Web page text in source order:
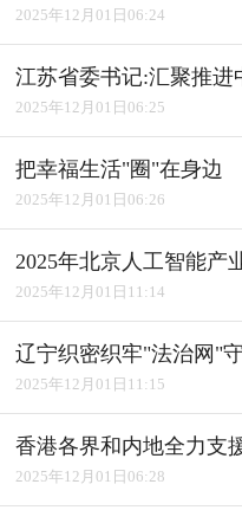
2025年12月01日06:24
2025年12月01日06:25
把幸福生活"圈"在身边
2025年12月01日06:26
2025年北京人工智能产
2025年12月01日11:14
辽宁织密织牢"法治网"
2025年12月01日11:15
香港各界和内地全力支
2025年12月01日06:28